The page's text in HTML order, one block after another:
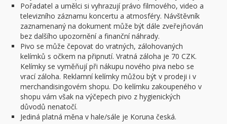
Pořadatel a umělci si vyhrazují právo filmového, video a
televizního záznamu koncertu a atmosféry. Návštěvník
zaznamenaný na dokument může být dále zveřejňován
bez dalšího upozornění a finanční náhrady.
Pivo se může čepovat do vratných, zálohovaných
kelímků s očkem na připnutí. Vratná záloha je 70 CZK.
Kelímky se vyměňují při nákupu nového piva nebo se
vrací záloha. Reklamní kelímky můžou být v prodeji i v
merchandisingovém shopu. Do kelímku zakoupeného v
shopu vám však na výčepech pivo z hygienických
důvodů nenatočí.
Jediná platná měna v hale/sále je Koruna česká.